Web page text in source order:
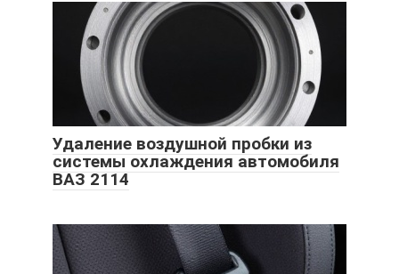
Удаление воздушной пробки из
системы охлаждения автомобиля
ВАЗ 2114